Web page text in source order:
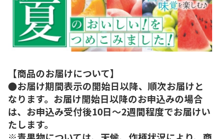
【商品のお届けについて】
●お届け期間表示の開始日以降、順次お届けと
なります。お届け開始日以降のお申込みの場合
は、お申込み受付後10日～2週間程度でお届けい
たします。